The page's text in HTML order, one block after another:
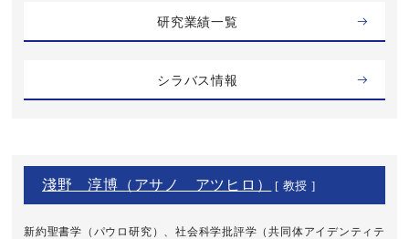
研究業績一覧
シラバス情報
淺野 淳博（アサノ アツヒロ） [ 教授 ]
新約聖書学（パウロ研究）、社会科学批評学（共同体アイデンティテ